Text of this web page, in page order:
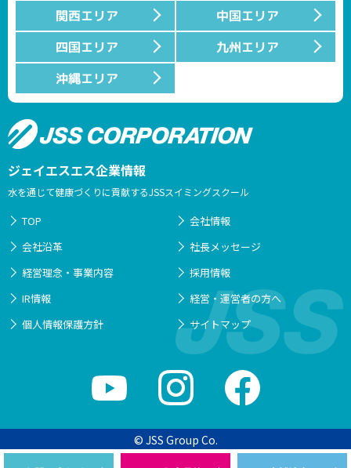
関西エリア
中国エリア
四国エリア
九州エリア
沖縄エリア
ジェイエスエス企業情報
水を通じて健康づくりに貢献するJSSスイミングスクール
TOP
会社情報
会社沿革
社長メッセージ
経営理念・事業内容
採用情報
IR情報
経営・運営者の方へ
個人情報保護方針
サイトマップ
© JSS Group Co.